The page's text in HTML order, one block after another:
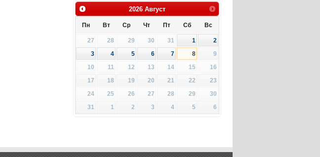
2026 Август
Пн Вт Ср Чт Пт Сб Вс
27 28 29 30 31 1
2
3
4 5 6 7 8
9
10
11 12 13 14 15
16
17
18 19 20 21 22
23
24
25 26 27 28 29
30
31
1 2 3 4 5 6